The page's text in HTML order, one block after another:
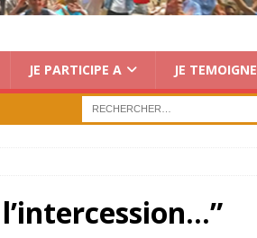
JE PARTICIPE A JE TEMOIGNE